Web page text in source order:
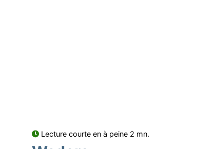
Lecture courte en à peine 2 mn.